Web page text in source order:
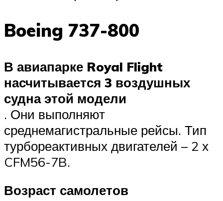
Boeing 737-800
В авиапарке Royal Flight
насчитывается 3 воздушных
судна этой модели
. Они выполняют
среднемагистральные рейсы. Тип
турбореактивных двигателей – 2 х
CFM56-7B.
Возраст самолетов